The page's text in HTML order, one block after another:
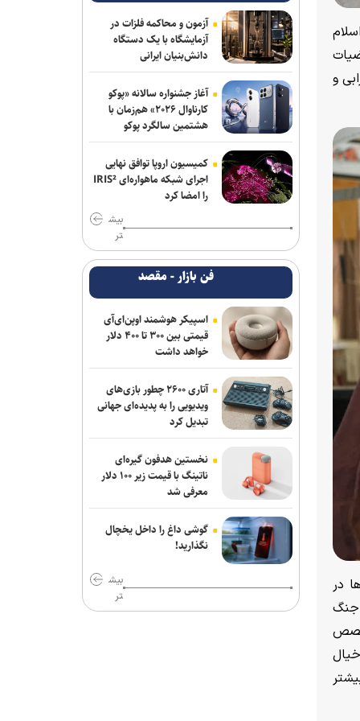
و
در
جنگ
اصفهان!
آزمون و محاکمه فلزات در
آزمایشگاه با یک دستگاه
دانش‌بنیان ایرانی
آغاز جشنواره سالانه «پوکو
کارناوال ۲۰۲۶» هم‌زمان با
هشتمین سالگرد پوکو
کمیسیون اروپا توافق نهایی
اجرای شبکه ماهواره‌ای IRIS²
را امضا کرد
بیش
تر
فن بازار - مقصد
اسپیکر هوشمند اوپن‌ای‌آی
قیمتی بین ۳۰۰ تا ۴۰۰ دلار
خواهد داشت
آتاری ۲۶۰۰ چطور بازی‌های
ویدیویی را به پدیده‌ای جهانی
تبدیل کرد
نخستین هدفون گیره‌ای
ناتینگ با قیمت زیر ۱۰۰ دلار
معرفی شد
گوشی داغ را داخل یخچال
نگذارید!
بیش
تر